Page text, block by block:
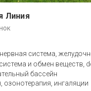
Линия
система,
и обмен веществ,
бассейн
озонотерапия, ингаляции